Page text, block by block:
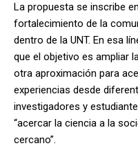
La propuesta se inscribe
fortalecimiento de la
dentro de la UNT. En esa
que el objetivo es ampliar
otra aproximación para
experiencias desde
investigadores y
“acercar la ciencia a la
cercano”.